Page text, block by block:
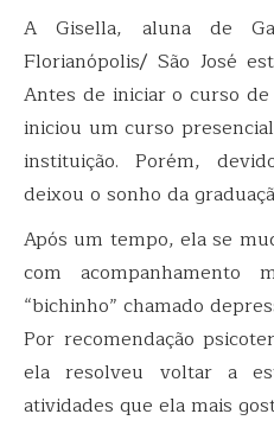
A Gisella, aluna de
Florianópolis/ São José
Antes de iniciar o curso
iniciou um curso
instituição. Porém,
deixou o sonho da
Após um tempo, ela se
com acompanhamento
“bichinho” chamado
Por recomendação
ela resolveu voltar a
atividades que ela mais